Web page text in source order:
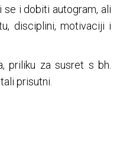
i dobiti autogram, ali
disciplini, motivaciji i
priliku za susret s bh.
prisutni.